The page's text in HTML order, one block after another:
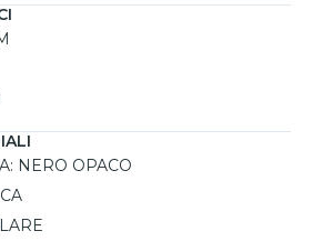
rileva presenza. La luce diffusa
crea un effetto luminoso
migliorando visibilità e sicurezza.
variabili.
NERO OPACO